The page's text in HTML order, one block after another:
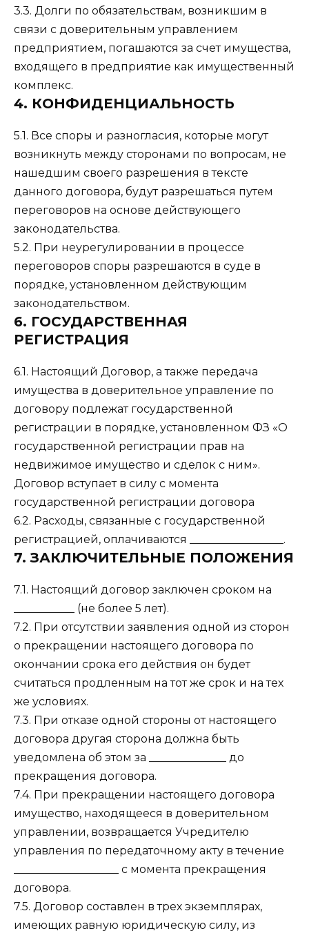
3.3. Долги по обязательствам, возникшим в
связи с доверительным управлением
предприятием, погашаются за счет имущества,
входящего в предприятие как имущественный
комплекс.
4. КОНФИДЕНЦИАЛЬНОСТЬ
5.1. Все споры и разногласия, которые могут
возникнуть между сторонами по вопросам, не
нашедшим своего разрешения в тексте
данного договора, будут разрешаться путем
переговоров на основе действующего
законодательства.
5.2. При неурегулировании в процессе
переговоров споры разрешаются в суде в
порядке, установленном действующим
законодательством.
6. ГОСУДАРСТВЕННАЯ
РЕГИСТРАЦИЯ
6.1. Настоящий Договор, а также передача
имущества в доверительное управление по
договору подлежат государственной
регистрации в порядке, установленном ФЗ «О
государственной регистрации прав на
недвижимое имущество и сделок с ним».
Договор вступает в силу с момента
государственной регистрации договора
6.2. Расходы, связанные с государственной
регистрацией, оплачиваются _________________.
7. ЗАКЛЮЧИТЕЛЬНЫЕ ПОЛОЖЕНИЯ
7.1. Настоящий договор заключен сроком на
___________ (не более 5 лет).
7.2. При отсутствии заявления одной из сторон
о прекращении настоящего договора по
окончании срока его действия он будет
считаться продленным на тот же срок и на тех
же условиях.
7.3. При отказе одной стороны от настоящего
договора другая сторона должна быть
уведомлена об этом за ______________ до
прекращения договора.
7.4. При прекращении настоящего договора
имущество, находящееся в доверительном
управлении, возвращается Учредителю
управления по передаточному акту в течение
___________________ с момента прекращения
договора.
7.5. Договор составлен в трех экземплярах,
имеющих равную юридическую силу, из